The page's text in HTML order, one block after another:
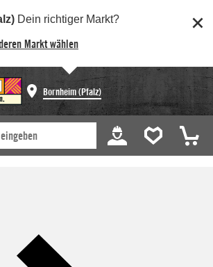
Dein richtiger Markt?
Markt wählen
Bornheim (Pfalz)